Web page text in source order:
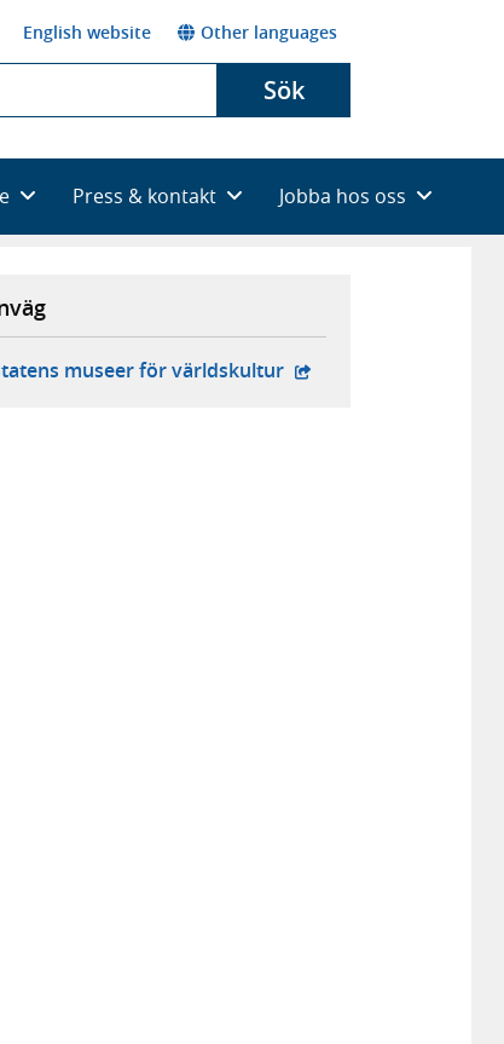
English website Other languages
Sök
Press & kontakt Jobba hos oss
museer för världskultur - extern webbplats,